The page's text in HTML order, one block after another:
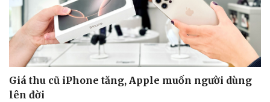
Giá thu cũ iPhone tăng, Apple muốn người dùng
lên đời